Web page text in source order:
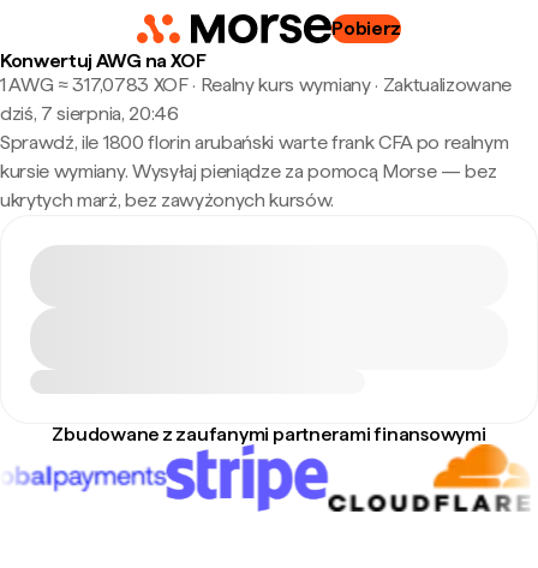
Pobierz
Konwertuj AWG na XOF
1 AWG ≈ 317,0783 XOF · Realny kurs wymiany· Zaktualizowane
dziś, 7 sierpnia, 20:46
Sprawdź, ile 1800 florin arubański warte frank CFA po realnym
kursie wymiany. Wysyłaj pieniądze za pomocą Morse — bez
ukrytych marż, bez zawyżonych kursów.
Zbudowane z zaufanymi partnerami finansowymi